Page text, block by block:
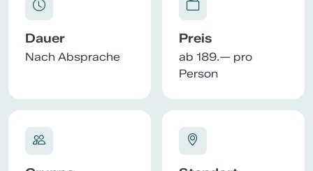
Dauer
Nach Absprache
Preis
ab 189.— pro
Person